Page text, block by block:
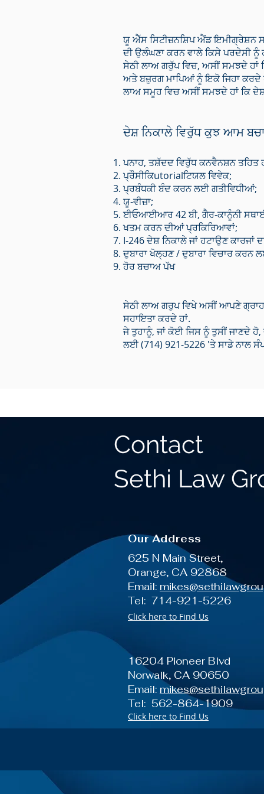
ਯੂ ਐੱਸ ਸਿਟੀਜ਼ਨਸ਼ਿਪ ਐਂਡ ਇਮੀਗ੍ਰੇਸ਼ਨ
ਦੀ ਉਲੰਘਣਾ ਕਰਨ ਵਾਲੇ ਕਿਸੇ ਪਰਦੇਸੀ
ਸੇਠੀ ਲਾਅ ਗਰੁੱਪ ਵਿਚ, ਅਸੀਂ ਸਮਝਦੇ
ਅਤੇ ਬਜ਼ੁਰਗ ਮਾਪਿਆਂ ਨੂੰ ਇਕੋ ਜਿਹਾ ਕਰਦੇ
ਲਾਅ ਸਮੂਹ ਵਿਚ ਅਸੀਂ ਸਮਝਦੇ ਹਾਂ ਕਿ
ਦੇਸ਼ ਨਿਕਾਲੇ ਵਿਰੁੱਧ ਕੁਝ ਆਮ
ਪਨਾਹ, ਤਸ਼ੱਦਦ ਵਿਰੁੱਧ ਕਨਵੈਨਸ਼ਨ ਤਹਿਤ
ਪ੍ਰੌਸੀਕਿutorialਟਿਯਲ ਵਿਵੇਕ;
ਪ੍ਰਬੰਧਕੀ ਬੰਦ ਕਰਨ ਲਈ ਗਤੀਵਿਧੀਆਂ;
ਯੂ-ਵੀਜ਼ਾ;
ਈਓਆਈਆਰ 42 ਬੀ, ਗੈਰ-ਕਾਨੂੰਨੀ ਸਥਾਈ
ਖਤਮ ਕਰਨ ਦੀਆਂ ਪ੍ਰਕਿਰਿਆਵਾਂ;
I-246 ਦੇਸ਼ ਨਿਕਾਲੇ ਜਾਂ ਹਟਾਉਣ ਕਾਰਜਾਂ
ਦੁਬਾਰਾ ਖੋਲ੍ਹਣ / ਦੁਬਾਰਾ ਵਿਚਾਰ ਕਰਨ
ਹੋਰ ਬਚਾਅ ਪੱਖ
ਸੇਠੀ ਲਾਅ ਗਰੁਪ ਵਿਖੇ ਅਸੀਂ ਆਪਣੇ
ਸਹਾਇਤਾ ਕਰਦੇ ਹਾਂ.
ਜੇ ਤੁਹਾਨੂੰ, ਜਾਂ ਕੋਈ ਜਿਸ ਨੂੰ ਤੁਸੀਂ ਜਾਣਦੇ
ਲਈ (714) 921-5226 'ਤੇ ਸਾਡੇ ਨਾਲ
Our Address
625 N Main Street,
Orange, CA 92868
Email:
Tel: 714-921-5226
16204 Pioneer Blvd
Norwalk, CA 90650
Email:
Tel: 562-864-1909
Contact
Sethi Law
Click here to Find Us
Click here to Find Us